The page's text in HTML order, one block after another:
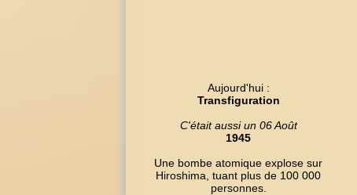
Aujourd'hui :
Transfiguration
C'était aussi un 06 Août
1945
Une bombe atomique explose sur
Hiroshima, tuant plus de 100 000
personnes.